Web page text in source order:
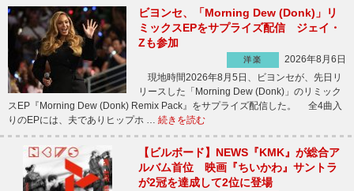
ビヨンセ、「Morning Dew (Donk)」リ
ミックスEPをサプライズ配信 ジェイ・
Zも参加
洋楽
2026年8月6日
現地時間2026年8月5日、ビヨンセが、先日リ
リースした「Morning Dew (Donk)」のリミック
スEP『Morning Dew (Donk) Remix Pack』をサプライズ配信した。 全4曲入
りのEPには、夫でありヒップホ … 続きを読む
【ビルボード】NEWS『KMK』が総合ア
ルバム首位 映画『ちいかわ』サントラ
が2冠を達成して2位に登場